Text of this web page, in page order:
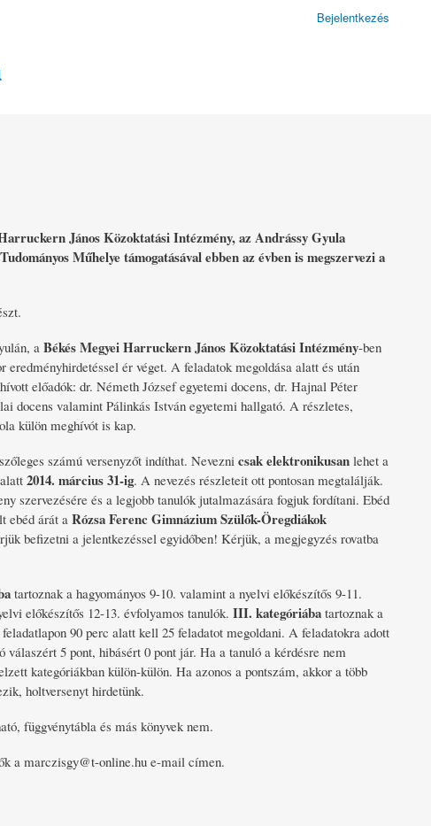
Bejelentkezés
János Közoktatási Intézmény, az Andrássy Gyula
Műhelye támogatásával ebben az évben is megszervezi a
a Békés Megyei Harruckern János Közoktatási Intézmény-ben
eredményhirdetéssel ér véget. A feladatok megoldása alatt és után
előadók: dr. Németh József egyetemi docens, dr. Hajnal Péter
docens valamint Pálinkás István egyetemi hallgató. A részletes,
külön meghívót is kap.
számú versenyzőt indíthat. Nevezni csak elektronikusanlehet a
2014. március 31-ig. A nevezés részleteit ott pontosan megtalálják.
szervezésére és a legjobb tanulók jutalmazására fogjuk fordítani. Ebéd
ebéd árát a Rózsa Ferenc Gimnázium Szülők-Öregdiákok
befizetni a jelentkezéssel egyidőben! Kérjük, a megjegyzés rovatba
tartoznak a hagyományos 9-10. valamint a nyelvi előkészítős 9-11.
előkészítős 12-13. évfolyamos tanulók. III. kategóriábatartoznak a
90 perc alatt kell 25 feladatot megoldani. A feladatokra adott
5 pont, hibásért 0 pont jár. Ha a tanuló a kérdésre nem
kategóriákban külön-külön. Ha azonos a pontszám, akkor a több
holtversenyt hirdetünk.
függvénytábla és más könyvek nem.
a marczisgy@t-online.hu e-mail címen.